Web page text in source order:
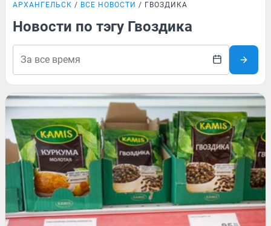
АРХАНГЕЛЬСК ВСЕ НОВОСТИ ГВОЗДИКА
Новости по тэгу Гвоздика